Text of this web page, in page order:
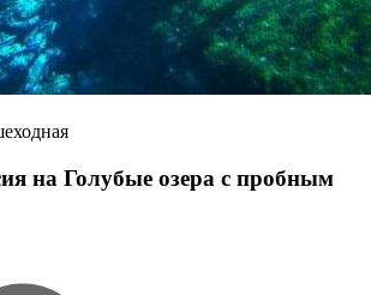
на Голубые озера с пробным